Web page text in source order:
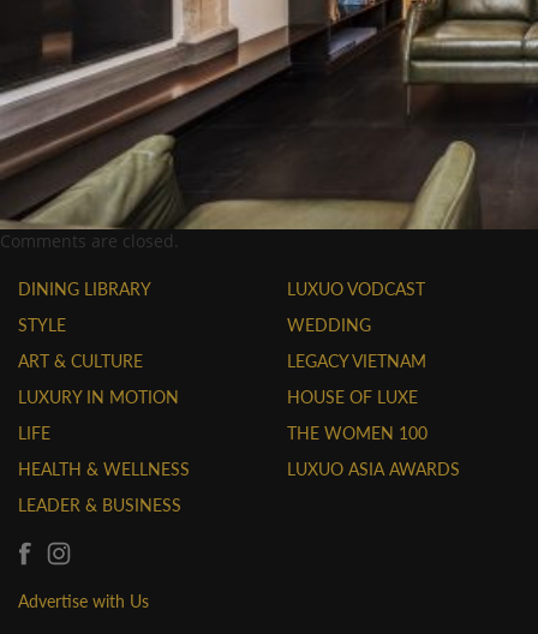
Comments are closed.
DINING LIBRARY
STYLE
ART & CULTURE
LUXURY IN MOTION
LIFE
HEALTH & WELLNESS
LEADER & BUSINESS
LUXUO VODCAST
WEDDING
LEGACY VIETNAM
HOUSE OF LUXE
THE WOMEN 100
LUXUO ASIA AWARDS
Advertise with Us